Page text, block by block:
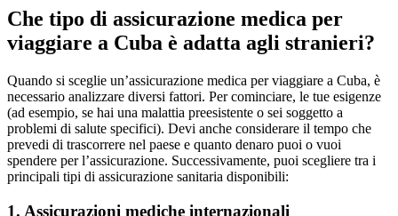
Che tipo di assicurazione medica per
viaggiare a Cuba è adatta agli stranieri?
Quando si sceglie un’assicurazione medica per viaggiare a Cuba, è
necessario analizzare diversi fattori. Per cominciare, le tue esigenze
(ad esempio, se hai una malattia preesistente o sei soggetto a
problemi di salute specifici). Devi anche considerare il tempo che
prevedi di trascorrere nel paese e quanto denaro puoi o vuoi
spendere per l’assicurazione. Successivamente, puoi scegliere tra i
principali tipi di assicurazione sanitaria disponibili:
1. Assicurazioni mediche internazionali